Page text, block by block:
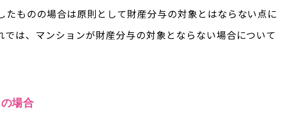
たものの場合は原則として財産分与の対象とはならない点に
では、マンションが財産分与の対象とならない場合について
場合